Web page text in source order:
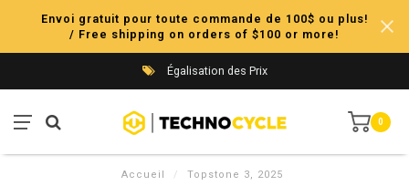
Envoi gratuit pour toute commande de 100$ ou plus!
/ Free shipping on orders of $100 or more!
Égalisation des Prix
0
Accueil / Topstone 3, 2025